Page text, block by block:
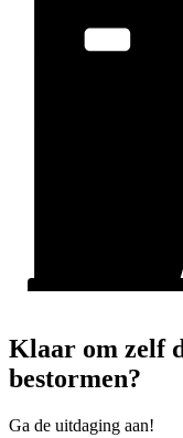
Klaar om zelf
bestormen?
Ga de uitdaging aan!